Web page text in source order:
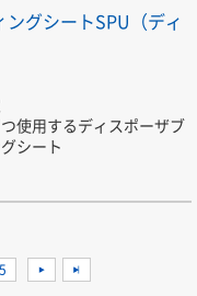
グシートSPU（ディ
使用するディスポーザブ
シート
5